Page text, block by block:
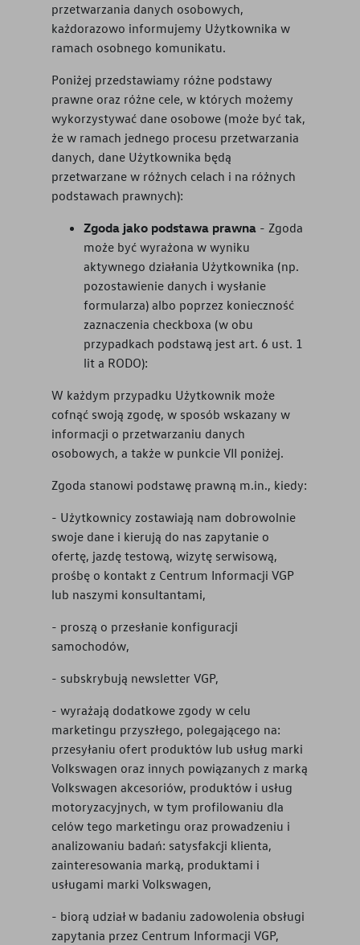
przetwarzania danych osobowych,
każdorazowo informujemy Użytkownika w
ramach osobnego komunikatu.
Poniżej przedstawiamy różne podstawy
prawne oraz różne cele, w których możemy
wykorzystywać dane osobowe (może być tak,
że w ramach jednego procesu przetwarzania
danych, dane Użytkownika będą
przetwarzane w różnych celach i na różnych
podstawach prawnych):
Zgoda jako podstawa prawna - Zgoda
może być wyrażona w wyniku
aktywnego działania Użytkownika (np.
pozostawienie danych i wysłanie
formularza) albo poprzez konieczność
zaznaczenia checkboxa (w obu
przypadkach podstawą jest art. 6 ust. 1
lit a RODO):
W każdym przypadku Użytkownik może
cofnąć swoją zgodę, w sposób wskazany w
informacji o przetwarzaniu danych
osobowych, a także w punkcie VII poniżej.
Zgoda stanowi podstawę prawną m.in., kiedy:
- Użytkownicy zostawiają nam dobrowolnie
swoje dane i kierują do nas zapytanie o
ofertę, jazdę testową, wizytę serwisową,
prośbę o kontakt z Centrum Informacji VGP
lub naszymi konsultantami,
- proszą o przesłanie konfiguracji
samochodów,
- subskrybują newsletter VGP,
- wyrażają dodatkowe zgody w celu
marketingu przyszłego, polegającego na:
przesyłaniu ofert produktów lub usług marki
Volkswagen oraz innych powiązanych z marką
Volkswagen akcesoriów, produktów i usług
motoryzacyjnych, w tym profilowaniu dla
celów tego marketingu oraz prowadzeniu i
analizowaniu badań: satysfakcji klienta,
zainteresowania marką, produktami i
usługami marki Volkswagen,
- biorą udział w badaniu zadowolenia obsługi
zapytania przez Centrum Informacji VGP,